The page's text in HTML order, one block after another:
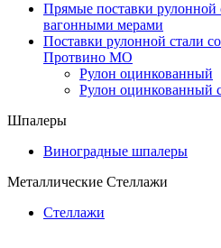
Прямые поставки рулонной
вагонными мерами
Поставки рулонной стали
Протвино МО
Рулон оцинкованный
Рулон оцинкованный
Шпалеры
Виноградные шпалеры
Металлические Стеллажи
Стеллажи